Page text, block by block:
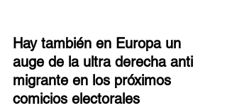
Hay también en Europa un
auge de la ultra derecha anti
migrante en los próximos
comicios electorales